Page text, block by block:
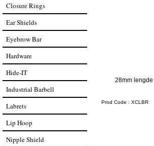
Closure Rings
Ear Shields
Eyebrow Bar
Hardware
Hide-IT
Industrial Barbell
Labrets
Lip Hoop
Nipple Shield
28mm lengde
Prod Code : XCLBR